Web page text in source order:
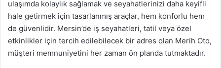
ulaşımda kolaylık sağlamak ve seyahatlerinizi daha keyifli
hale getirmek için tasarlanmış araçlar, hem konforlu hem
de güvenlidir. Mersin’de iş seyahatleri, tatil veya özel
etkinlikler için tercih edilebilecek bir adres olan Merih Oto,
müşteri memnuniyetini her zaman ön planda tutmaktadır.